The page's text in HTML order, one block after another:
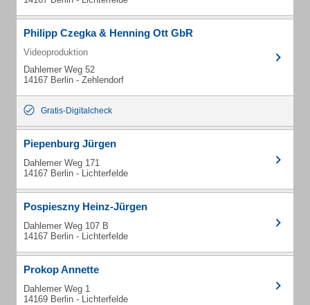
Philipp Czegka & Henning Ott GbR
Videoproduktion
Dahlemer Weg 52
14167 Berlin - Zehlendorf
Gratis-Digitalcheck
Piepenburg Jürgen
Dahlemer Weg 171
14167 Berlin - Lichterfelde
Pospieszny Heinz-Jürgen
Dahlemer Weg 107 B
14167 Berlin - Lichterfelde
Prokop Annette
Dahlemer Weg 1
14169 Berlin - Lichterfelde